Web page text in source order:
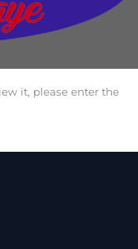
it, please enter the